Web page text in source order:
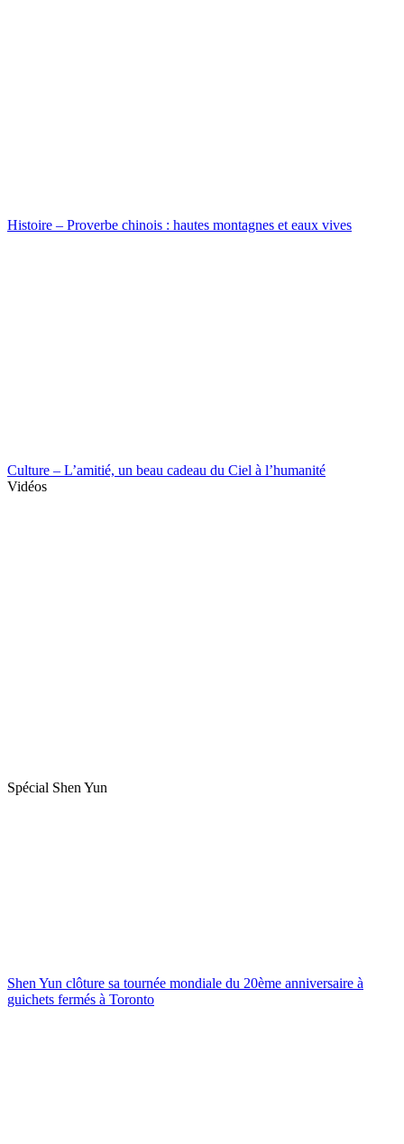
Histoire – Proverbe chinois : hautes montagnes et eaux vives
Culture – L’amitié, un beau cadeau du Ciel à l’humanité
Vidéos
Spécial Shen Yun
Shen Yun clôture sa tournée mondiale du 20ème anniversaire à
guichets fermés à Toronto